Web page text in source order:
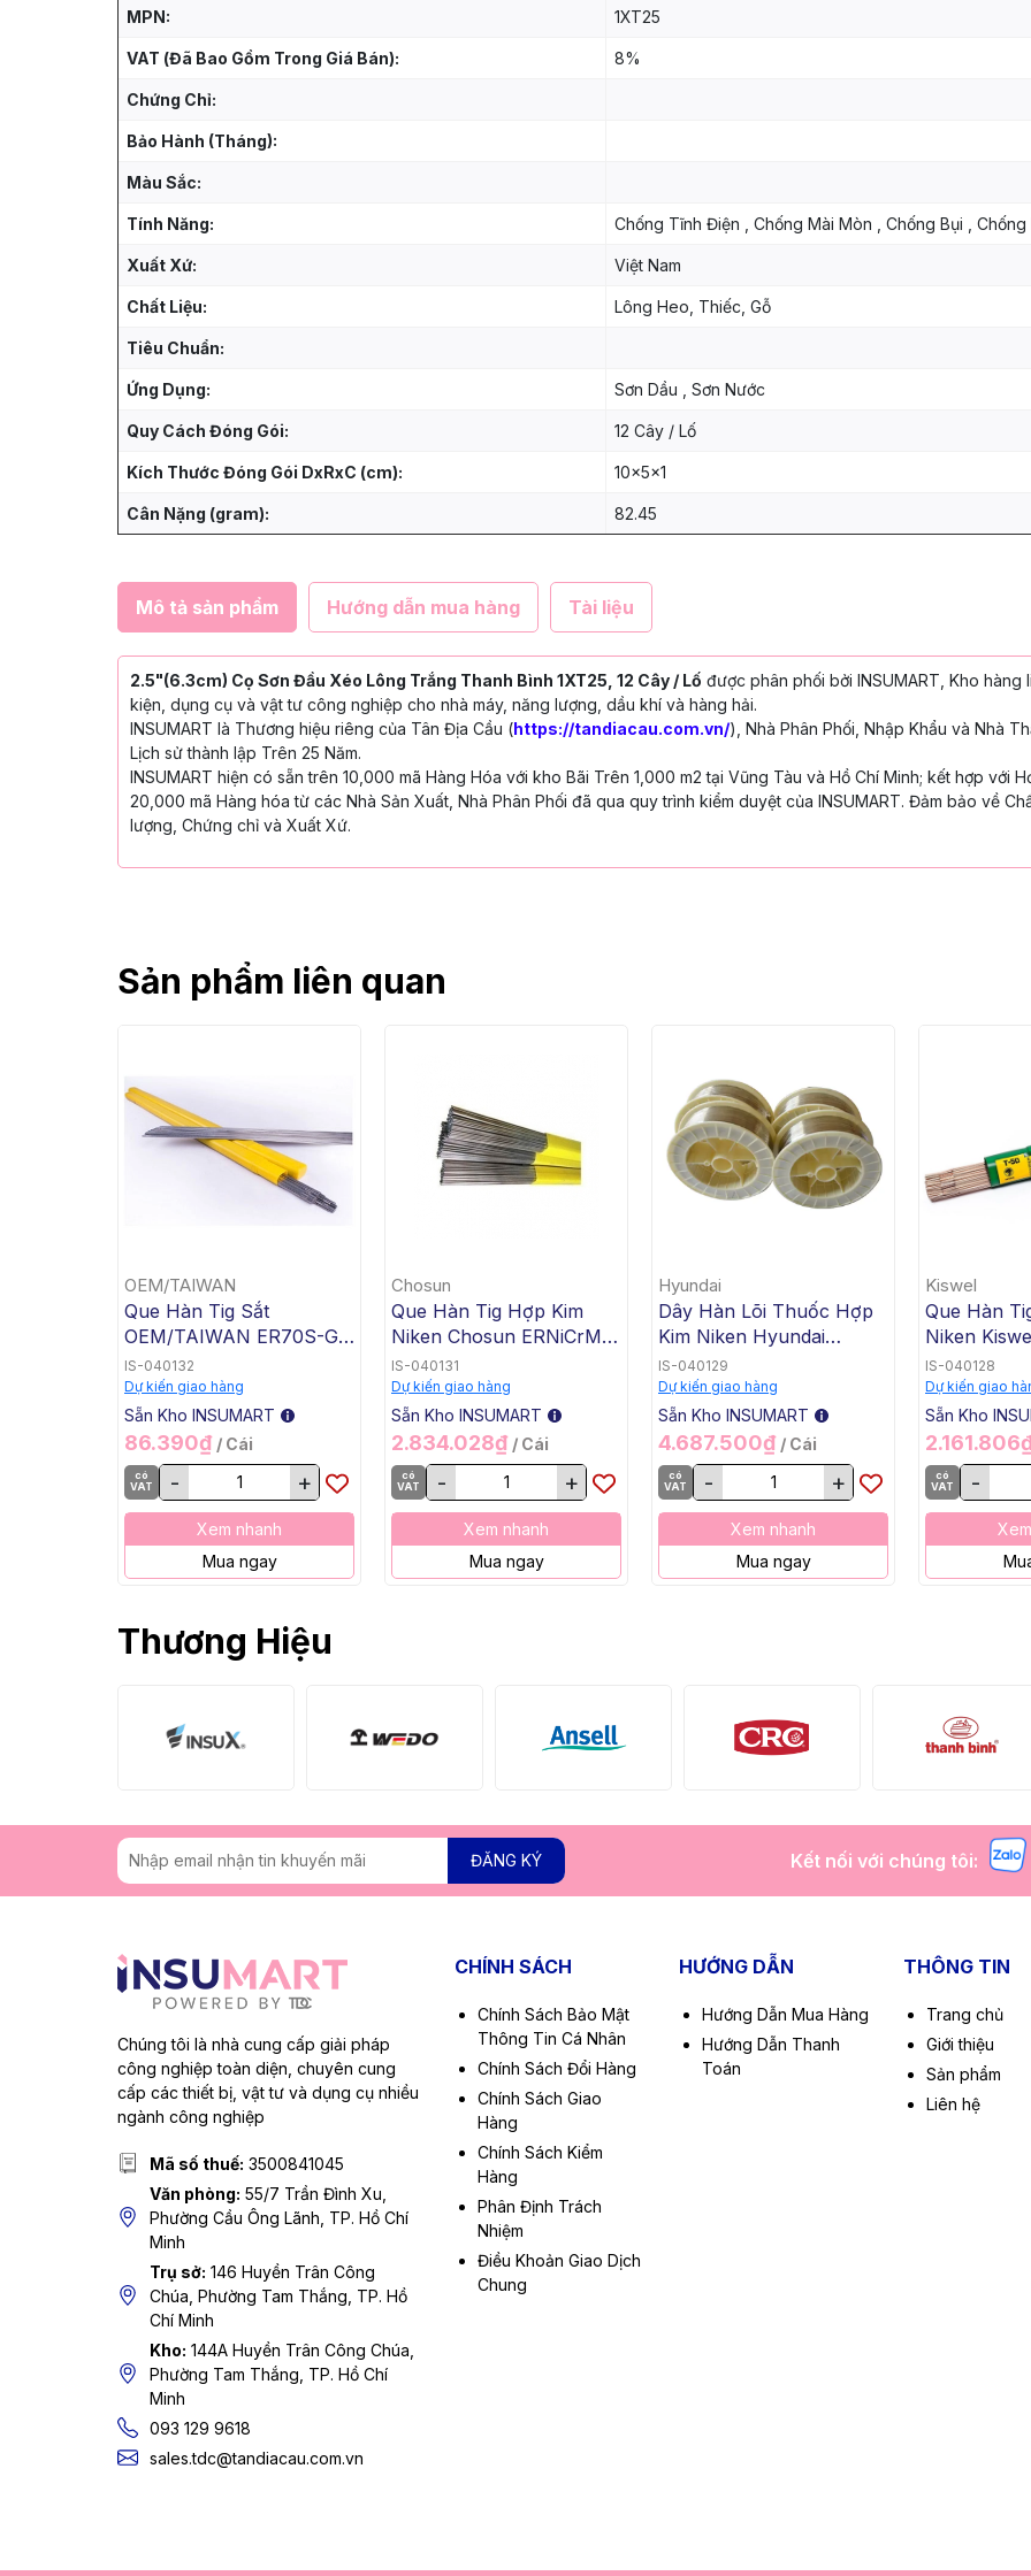
MPN: 1XT25
VAT (Đã Bao Gồm Trong Giá Bán): 8%
Chứng Chỉ:
Bảo Hành (Tháng):
Màu Sắc:
Tính Năng: Chống Tĩnh Điện , Chống Mài Mòn , Chống Bụi , Chống
Xuất Xứ: Việt Nam
Chất Liệu: Lông Heo, Thiếc, Gỗ
Tiêu Chuẩn:
Ứng Dụng: Sơn Dầu , Sơn Nước
Quy Cách Đóng Gói: 12 Cây / Lố
Kích Thước Đóng Gói DxRxC (cm): 10x5x1
Cân Nặng (gram): 82.45
Mô tả sản phẩm Hướng dẫn mua hàng Tài liệu
2.5"(6.3cm) Cọ Sơn Đầu Xéo Lông Trắng Thanh Bình 1XT25, 12 Cây / Lố được phân phối bởi INSUMART, Kho hàng
kiện, dụng cụ và vật tư công nghiệp cho nhà máy, năng lượng, dầu khí và hàng hải.
INSUMART là Thương hiệu riêng của Tân Địa Cầu (https://tandiacau.com.vn/), Nhà Phân Phối, Nhập Khẩu và Nhà
Lịch sử thành lập Trên 25 Năm.
INSUMART hiện có sẵn trên 10,000 mã Hàng Hóa với kho Bãi Trên 1,000 m2 tại Vũng Tàu và Hồ Chí Minh; kết hợp với
20,000 mã Hàng hóa từ các Nhà Sản Xuất, Nhà Phân Phối đã qua quy trình kiểm duyệt của INSUMART. Đảm bảo về
lượng, Chứng chỉ và Xuất Xứ.
Sản phẩm liên quan
OEM/TAIWAN
Que Hàn Tig Sắt
OEM/TAIWAN ER70S-G
TG-50, 1.6x1000mm, 5 Kg
/ Hộp, 20 Kg / Thùng
IS-040132
Dự kiến giao hàng
Sẵn Kho INSUMART
86.390₫ / Cái
có
VAT
- +
Xem nhanh
Mua ngay
Chosun
Que Hàn Tig Hợp Kim
Niken Chosun ERNiCrMo-
3 TGC-625, 2.4x1000mm,
5 Kg / Hộp, 20 Kg /
Thùng
IS-040131
Dự kiến giao hàng
Sẵn Kho INSUMART
2.834.028₫ / Cái
có
VAT
- +
Xem nhanh
Mua ngay
Hyundai
Dây Hàn Lõi Thuốc Hợp
Kim Niken Hyundai
ENiCrMo-3 T1-1/4 SW-
625, 1.2mm, 15 Kg / Cuộn
IS-040129
Dự kiến giao hàng
Sẵn Kho INSUMART
4.687.500₫ / Cái
có
VAT
- +
Xem nhanh
Mua ngay
Kiswel
Que Hàn
Niken
KW-T82,
Kg / Hộp,
IS-040128
Dự kiến giao
Sẵn Kho
có
VAT
-
Thương Hiệu
ĐĂNG KÝ Kết nối với chúng tôi:
Chúng tôi là nhà cung cấp giải pháp
công nghiệp toàn diện, chuyên cung
cấp các thiết bị, vật tư và dụng cụ nhiều
ngành công nghiệp
Mã số thuế: 3500841045
Văn phòng: 55/7 Trần Đình Xu,
Phường Cầu Ông Lãnh, TP. Hồ Chí
Minh
Trụ sở: 146 Huyền Trân Công
Chúa, Phường Tam Thắng, TP. Hồ
Chí Minh
Kho: 144A Huyền Trân Công Chúa,
Phường Tam Thắng, TP. Hồ Chí
Minh
093 129 9618
sales.tdc@tandiacau.com.vn
CHÍNH SÁCH
Chính Sách Bảo Mật
Thông Tin Cá Nhân
Chính Sách Đổi Hàng
Chính Sách Giao
Hàng
Chính Sách Kiểm
Hàng
Phân Định Trách
Nhiệm
Điều Khoản Giao Dịch
Chung
HƯỚNG DẪN
Hướng Dẫn Mua Hàng
Hướng Dẫn Thanh
Toán
THÔNG TIN
Trang chủ
Giới thiệu
Sản phẩm
Liên hệ